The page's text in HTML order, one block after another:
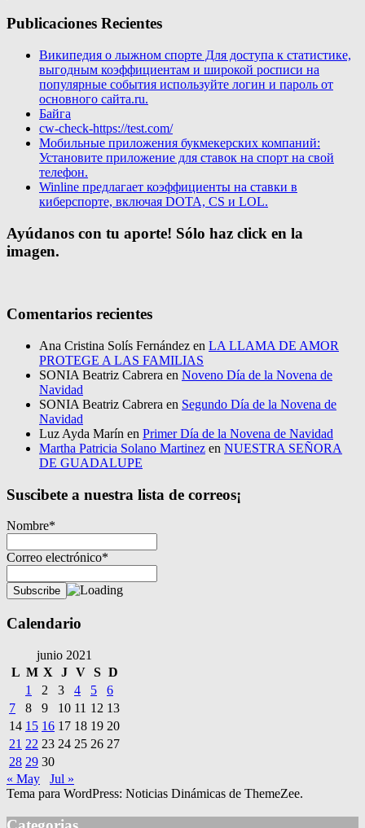
Publicaciones Recientes
Википедия о лыжном спорте Для доступа к статистике,
выгодным коэффициентам и широкой росписи на
популярные события используйте логин и пароль от
основного сайта.ru.
Байга
cw-check-https://test.com/
Мобильные приложения букмекерских компаний:
Установите приложение для ставок на спорт на свой
телефон.
Winline предлагает коэффициенты на ставки в
киберспорте, включая DOTA, CS и LOL.
Ayúdanos con tu aporte! Sólo haz click en la
imagen.
Comentarios recientes
Ana Cristina Solís Fernández en LA LLAMA DE AMOR
PROTEGE A LAS FAMILIAS
SONIA Beatriz Cabrera en Noveno Día de la Novena de
Navidad
SONIA Beatriz Cabrera en Segundo Día de la Novena de
Navidad
Luz Ayda Marín en Primer Día de la Novena de Navidad
Martha Patricia Solano Martinez en NUESTRA SEÑORA
DE GUADALUPE
Suscibete a nuestra lista de correos¡
Nombre*
Correo electrónico*
Calendario
junio 2021
L M X J V S D
1
2 3 4 5
6
7
8 9 10 11 12 13
14 15 16 17 18 19 20
21 22 23 24 25 26 27
28 29 30
« May
Jul »
Tema para WordPress: Noticias Dinámicas de ThemeZee.